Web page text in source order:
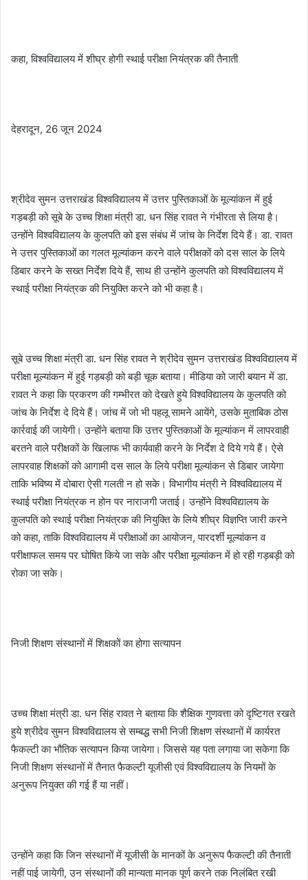
कहा, विश्वविद्यालय में शीघ्र होगी स्थाई परीक्षा नियंत्रक की तैनाती
देहरादून, 26 जून 2024
श्रीदेव सुमन उत्तराखंड विश्वविद्यालय में उत्तर पुस्तिकाओं के मूल्यांकन में हुई
गड़बड़ी को सूबे के उच्च शिक्षा मंत्री डा. धन सिंह रावत ने गंभीरता से लिया है।
उन्होंने विश्वविद्यालय के कुलपति को इस संबंध में जांच के निर्देश दिये हैं। डा. रावत
ने उत्तर पुस्तिकाओं का गलत मूल्यांकन करने वाले परीक्षकों को दस साल के लिये
डिबार करने के सख्त निर्देश दिये हैं, साथ ही उन्होंने कुलपति को विश्वविद्यालय में
स्थाई परीक्षा नियंत्रक की नियुक्ति करने को भी कहा है।
सूबे उच्च शिक्षा मंत्री डा. धन सिंह रावत ने श्रीदेव सुमन उत्तराखंड विश्वविद्यालय में
परीक्षा मूल्यांकन में हुई गड़बड़ी को बड़ी चूक बताया। मीडिया को जारी बयान में डा.
रावत ने कहा कि प्रकरण की गम्भीरत को देखते हुये विश्वविद्यालय के कुलपति को
जांच के निर्देश दे दिये हैं। जांच में जो भी पहलू सामने आयेंगे, उसके मुताबिक ठोस
कार्रवाई की जायेगी। उन्होंने बताया कि उत्तर पुस्तिकाओं के मूल्यांकन में लापरवाही
बरतने वाले परीक्षकों के खिलाफ भी कार्यवाही करने के निर्देश दे दिये गये हैं। ऐसे
लापरवाह शिक्षकों को आगामी दस साल के लिये परीक्षा मूल्यांकन से डिबार जायेगा
ताकि भविष्य में दोबारा ऐसी गलती न हो सके। विभागीय मंत्री ने विश्वविद्यालय में
स्थाई परीक्षा नियंत्रक न होन पर नाराजगी जताई। उन्होंने विश्वविद्यालय के
कुलपति को स्थाई परीक्षा नियंत्रक की नियुक्ति के लिये शीघ्र विज्ञप्ति जारी करने
को कहा, ताकि विश्वविद्यालय में परीक्षाओं का आयोजन, पारदर्शी मूल्यांकन व
परीक्षाफल समय पर घोषित किये जा सके और परीक्षा मूल्यांकन में हो रही गड़बड़ी को
रोका जा सके।
निजी शिक्षण संस्थानों में शिक्षकों का होगा सत्यापन
उच्च शिक्षा मंत्री डा. धन सिंह रावत ने बताया कि शैक्षिक गुणवत्ता को दृष्टिगत रखते
हुये श्रीदेव सुमन विश्वविद्यालय से सम्बद्ध सभी निजी शिक्षण संस्थानों में कार्यरत
फैकल्टी का भौतिक सत्यापन किया जायेगा। जिससे यह पता लगाया जा सकेगा कि
निजी शिक्षण संस्थानों में तैनात फैकल्टी यूजीसी एवं विश्वविद्यालय के नियमों के
अनुरूप नियुक्त की गई हैं या नहीं।
उन्होंने कहा कि जिन संस्थानों में यूजीसी के मानकों के अनुरूप फैकल्टी की तैनाती
नहीं पाई जायेगी, उन संस्थानों की मान्यता मानक पूर्ण करने तक निलंबित रखी